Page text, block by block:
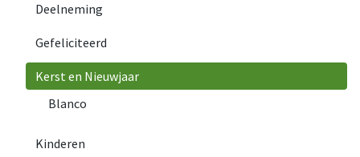
Deelneming
Gefeliciteerd
Kerst en Nieuwjaar
Blanco
Kinderen